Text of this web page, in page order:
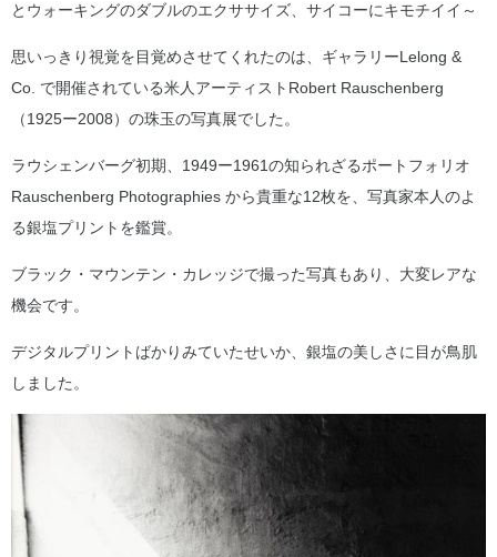
とウォーキングのダブルのエクササイズ、サイコーにキモチイイ～
思いっきり視覚を目覚めさせてくれたのは、ギャラリーLelong &
Co. で開催されている米人アーティストRobert Rauschenberg
（1925ー2008）の珠玉の写真展でした。
ラウシェンバーグ初期、1949ー1961の知られざるポートフォリオ
Rauschenberg Photographies から貴重な12枚を、写真家本人のよ
る銀塩プリントを鑑賞。
ブラック・マウンテン・カレッジで撮った写真もあり、大変レアな
機会です。
デジタルプリントばかりみていたせいか、銀塩の美しさに目が鳥肌
しました。